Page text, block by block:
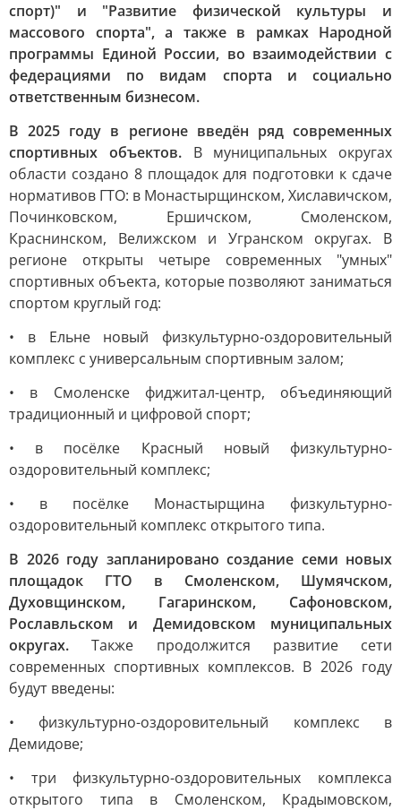
спорт)" и "Развитие физической культуры и
массового спорта", а также в рамках Народной
программы Единой России, во взаимодействии с
федерациями по видам спорта и социально
ответственным бизнесом.
В 2025 году в регионе введён ряд современных
спортивных объектов. В муниципальных округах
области создано 8 площадок для подготовки к сдаче
нормативов ГТО: в Монастырщинском, Хиславичском,
Починковском, Ершичском, Смоленском,
Краснинском, Велижском и Угранском округах. В
регионе открыты четыре современных "умных"
спортивных объекта, которые позволяют заниматься
спортом круглый год:
• в Ельне новый физкультурно-оздоровительный
комплекс с универсальным спортивным залом;
• в Смоленске фиджитал-центр, объединяющий
традиционный и цифровой спорт;
• в посёлке Красный новый физкультурно-
оздоровительный комплекс;
• в посёлке Монастырщина физкультурно-
оздоровительный комплекс открытого типа.
В 2026 году запланировано создание семи новых
площадок ГТО в Смоленском, Шумячском,
Духовщинском, Гагаринском, Сафоновском,
Рославльском и Демидовском муниципальных
округах.Также продолжится развитие сети
современных спортивных комплексов. В 2026 году
будут введены:
• физкультурно-оздоровительный комплекс в
Демидове;
• три физкультурно-оздоровительных комплекса
открытого типа в Смоленском, Крадымовском,